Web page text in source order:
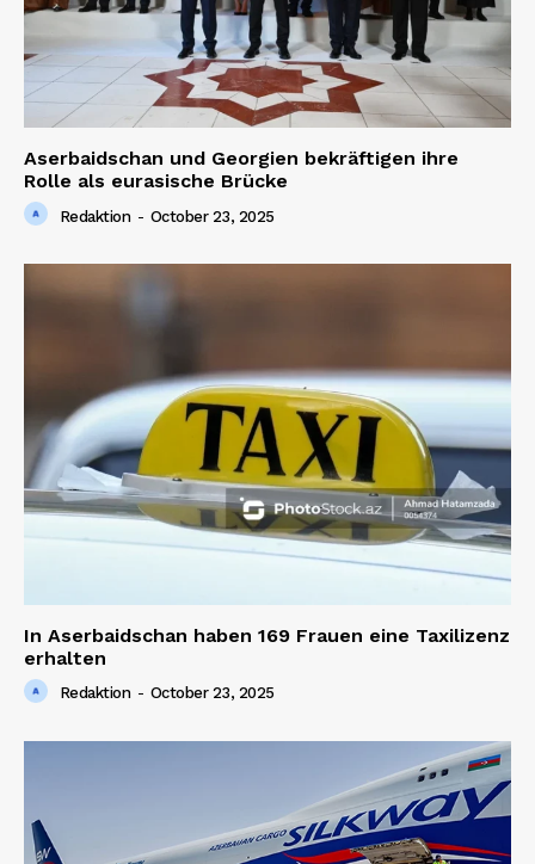
Aserbaidschan und Georgien bekräftigen ihre
Rolle als eurasische Brücke
Redaktion - October 23, 2025
In Aserbaidschan haben 169 Frauen eine Taxilizenz
erhalten
Redaktion - October 23, 2025